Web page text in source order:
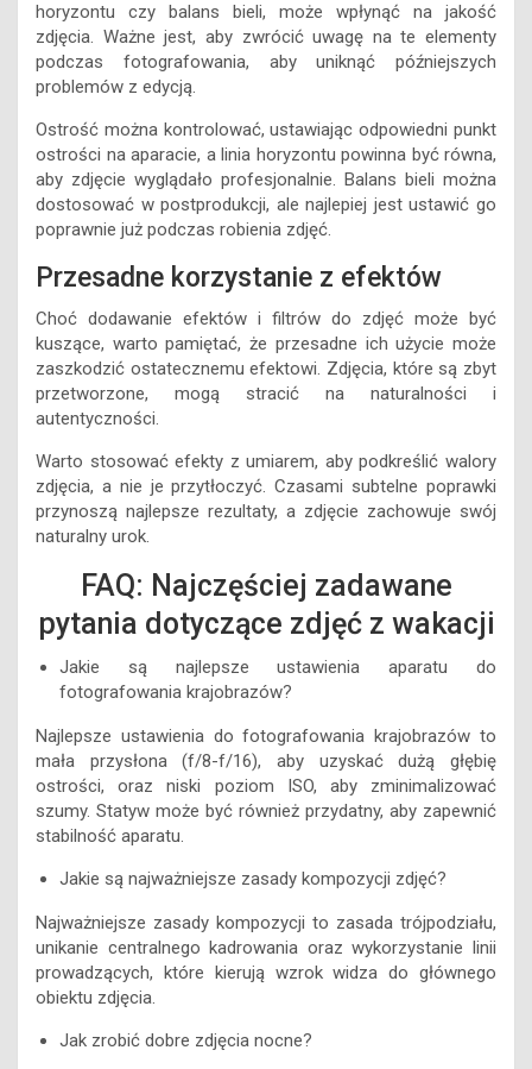
horyzontu czy balans bieli, może wpłynąć na jakość
zdjęcia. Ważne jest, aby zwrócić uwagę na te elementy
podczas fotografowania, aby uniknąć późniejszych
problemów z edycją.
Ostrość można kontrolować, ustawiając odpowiedni punkt
ostrości na aparacie, a linia horyzontu powinna być równa,
aby zdjęcie wyglądało profesjonalnie. Balans bieli można
dostosować w postprodukcji, ale najlepiej jest ustawić go
poprawnie już podczas robienia zdjęć.
Przesadne korzystanie z efektów
Choć dodawanie efektów i filtrów do zdjęć może być
kuszące, warto pamiętać, że przesadne ich użycie może
zaszkodzić ostatecznemu efektowi. Zdjęcia, które są zbyt
przetworzone, mogą stracić na naturalności i
autentyczności.
Warto stosować efekty z umiarem, aby podkreślić walory
zdjęcia, a nie je przytłoczyć. Czasami subtelne poprawki
przynoszą najlepsze rezultaty, a zdjęcie zachowuje swój
naturalny urok.
FAQ: Najczęściej zadawane
pytania dotyczące zdjęć z wakacji
Jakie są najlepsze ustawienia aparatu do
fotografowania krajobrazów?
Najlepsze ustawienia do fotografowania krajobrazów to
mała przysłona (f/8-f/16), aby uzyskać dużą głębię
ostrości, oraz niski poziom ISO, aby zminimalizować
szumy. Statyw może być również przydatny, aby zapewnić
stabilność aparatu.
Jakie są najważniejsze zasady kompozycji zdjęć?
Najważniejsze zasady kompozycji to zasada trójpodziału,
unikanie centralnego kadrowania oraz wykorzystanie linii
prowadzących, które kierują wzrok widza do głównego
obiektu zdjęcia.
Jak zrobić dobre zdjęcia nocne?